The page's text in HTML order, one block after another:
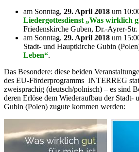
am Sonntag, 29. April 2018 um
Liedergottesdienst „Was wirklich
Friedenskirche Guben, Dr.-Ayrer-
am Sonntag, 29. April 2018 um
Stadt- und Hauptkirche Gubin
Leben“.
Das Besondere: diese beiden
des EU-Förderprogramms INTERREG
zweisprachig (deutsch/polnisch) – es sind
deren Erlöse dem Wiederaufbau der Stadt-
Gubin (Polen) zugute kommen werden: